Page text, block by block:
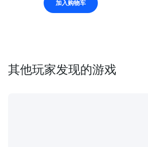
加入购物车
其他玩家发现的游戏